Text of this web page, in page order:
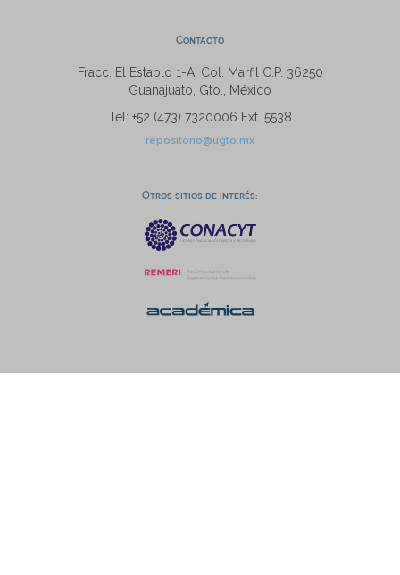
Contacto
Fracc. El Establo 1-A, Col. Marfil C.P. 36250
Guanajuato, Gto., México
Tel: +52 (473) 7320006 Ext. 5538
repositorio@ugto.mx
Otros sitios de interés: